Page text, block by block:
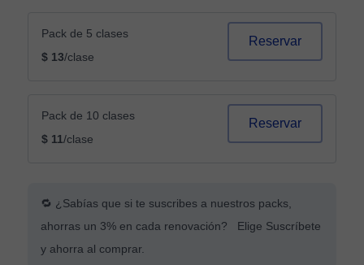
Pack de 5 clases
$ 13/clase
Reservar
Pack de 10 clases
$ 11/clase
Reservar
🔁 ¿Sabías que si te suscribes a nuestros packs,
ahorras un 3% en cada renovación? Elige Suscríbete
y ahorra al comprar.